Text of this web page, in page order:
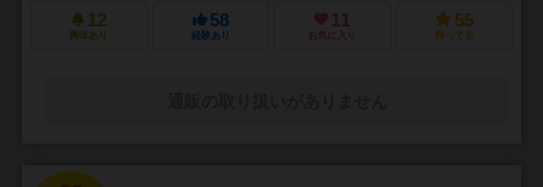
12
興味あり
58
経験あり
11
お気に入り
55
持ってる